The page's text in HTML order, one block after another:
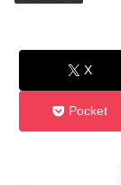
X
Pocket